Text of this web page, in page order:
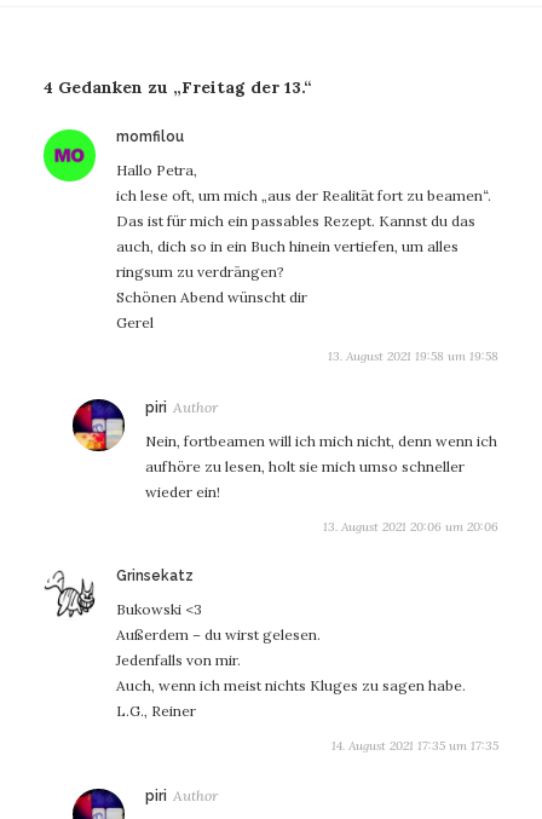
4 Gedanken zu „Freitag der 13.“
momfilou
Hallo Petra,
ich lese oft, um mich „aus der Realität fort zu beamen“.
Das ist für mich ein passables Rezept. Kannst du das
auch, dich so in ein Buch hinein vertiefen, um alles
ringsum zu verdrängen?
Schönen Abend wünscht dir
Gerel
13. August 2021 19:58 um 19:58
piri sagt:
Nein, fortbeamen will ich mich nicht, denn wenn ich
aufhöre zu lesen, holt sie mich umso schneller
wieder ein!
13. August 2021 20:06 um 20:06
Grinsekatz
Bukowski <3
Außerdem – du wirst gelesen.
Jedenfalls von mir.
Auch, wenn ich meist nichts Kluges zu sagen habe.
L.G., Reiner
14. August 2021 17:35 um 17:35
piri sagt: